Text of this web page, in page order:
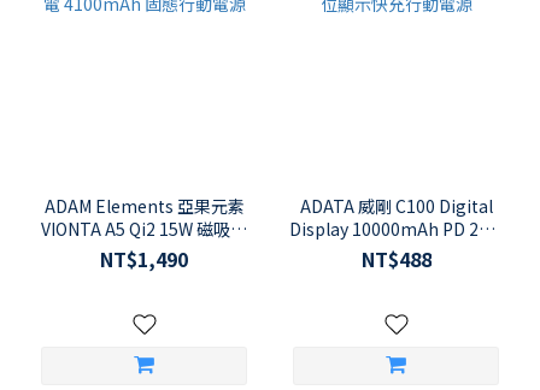
ADAM Elements 亞果元素
VIONTA A5 Qi2 15W 磁吸無
線充電 4100mAh 固態行動
電源
NT$1,490
ADATA 威剛 C100 Digital
Display 10000mAh PD 20W
數位顯示快充行動電源
NT$488